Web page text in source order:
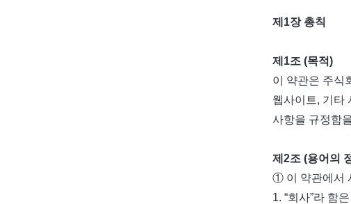
제1장 총칙
제1조 (목적)
이 약관은 주식
웹사이트, 기타
사항을 규정함
제2조 (용어의
① 이 약관에서
1. “회사”라 함